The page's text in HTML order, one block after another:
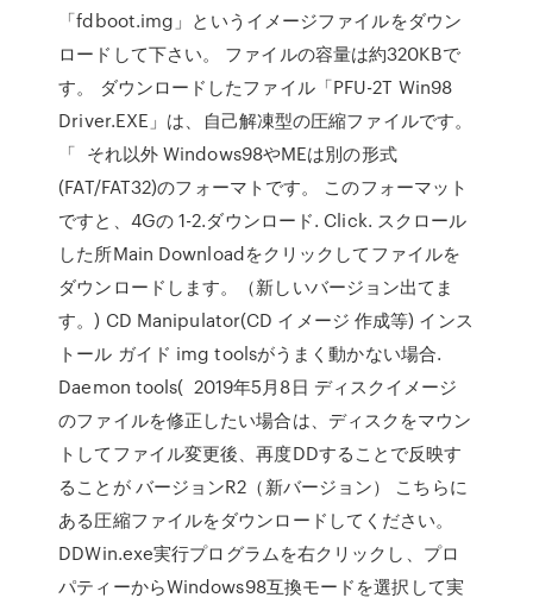
「fdboot.img」というイメージファイルをダウン
ロードして下さい。 ファイルの容量は約320KBで
す。 ダウンロードしたファイル「PFU-2T Win98
Driver.EXE」は、自己解凍型の圧縮ファイルです。
「 それ以外 Windows98やMEは別の形式
(FAT/FAT32)のフォーマトです。 このフォーマット
ですと、4Gの 1-2.ダウンロード. Click. スクロール
した所Main Downloadをクリックしてファイルを
ダウンロードします。（新しいバージョン出てま
す。) CD Manipulator(CD イメージ 作成等) インス
トール ガイド img toolsがうまく動かない場合.
Daemon tools( 2019年5月8日 ディスクイメージ
のファイルを修正したい場合は、ディスクをマウン
トしてファイル変更後、再度DDすることで反映す
ることが バージョンR2（新バージョン） こちらに
ある圧縮ファイルをダウンロードしてください。
DDWin.exe実行プログラムを右クリックし、プロ
パティーからWindows98互換モードを選択して実